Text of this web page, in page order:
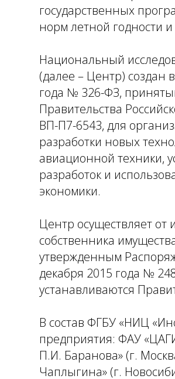
государственных
норм летной годности
Национальный
(далее – Центр) создан
года № 326-ФЗ,
Правительства
ВП-П7-6543, для
разработки новых
авиационной техники,
разработок и
экономики.
Центр осуществляет
собственника
утвержденным
декабря 2015 года №
устанавливаются
В состав ФГБУ «НИЦ
предприятия: ФАУ
П.И. Баранова» (г.
Чаплыгина» (г.